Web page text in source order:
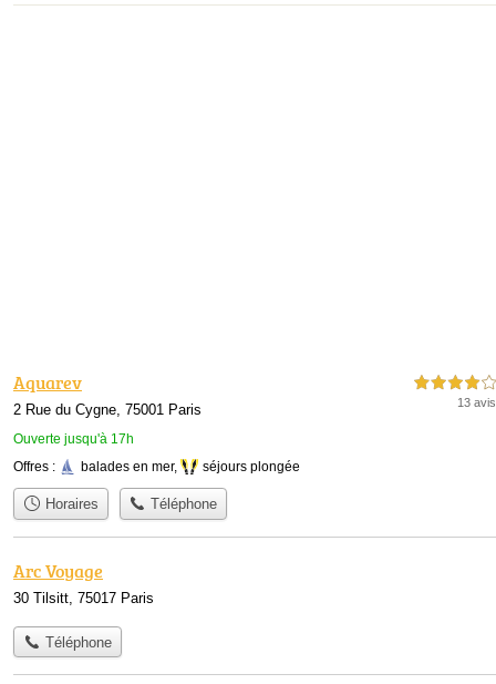
Aquarev
2 Rue du Cygne, 75001 Paris
Ouverte jusqu'à 17h
4,0 étoiles sur 5
13 avis
Offres : balades en mer, séjours plongée
Horaires Téléphone
Arc Voyage
30 Tilsitt, 75017 Paris
Téléphone